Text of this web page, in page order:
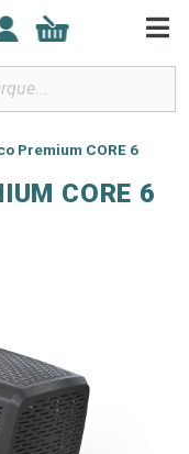
Premium CORE 6
CORE 6